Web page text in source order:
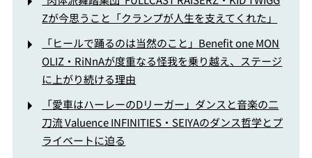
Zが今思うこと「クランプが人生を支えてくれた」
「ヒールで踊るのは当然のこと」Benefit one MON
OLIZ・RiNnAが度重なる怪我を乗り越え、ステージ
に上がり続ける理由
「愛車はハーレーのDリーガー」ダンスと音楽の二
刀流 Valuence INFINITIES・SEIYAのダンス哲学とプ
ライベートに迫る